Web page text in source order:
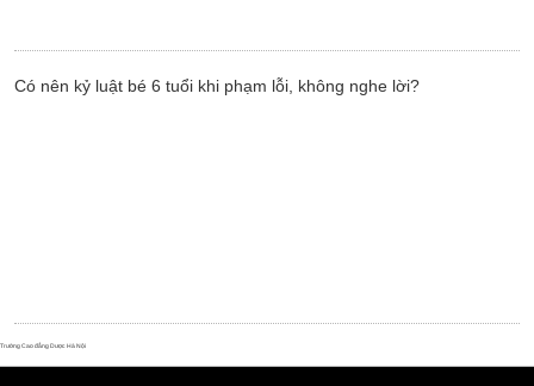
Có nên kỷ luật bé 6 tuổi khi phạm lỗi, không nghe lời?
Trường Cao đẳng Dược Hà Nội